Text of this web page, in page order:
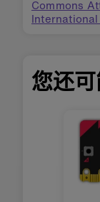
Commons
International
您还